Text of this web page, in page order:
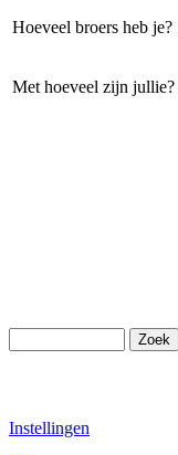
Hoeveel broers heb je?
Met hoeveel zijn jullie?
Instellingen